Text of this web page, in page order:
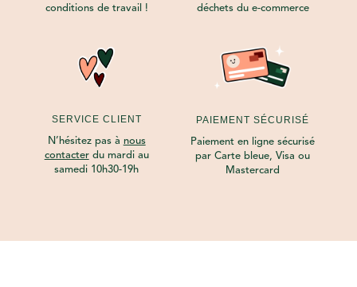
conditions de travail !
déchets du e-commerce
SERVICE CLIENT
N’hésitez pas à nous
contacterdu mardi au
samedi 10h30-19h
PAIEMENT SÉCURISÉ
Paiement en ligne sécurisé
par Carte bleue, Visa ou
Mastercard